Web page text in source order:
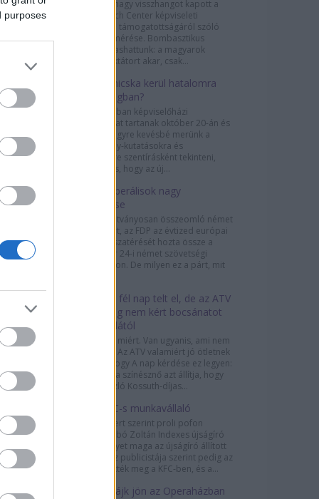
purposes
A sajtóban nagy visszhangot kapott a
Pew Research Center képviseleti
demokrácia támogatottságáról szóló
globális felmérése. Bombasztikus
címeket olvashattunk: a magyarok
negyede diktátort akar, csak...
A helyi Simicska kerül hatalomra
Csehországban?
Csehországban képviselőházi
választásokat tartanak október 20-án és
21-én. Bár egyre kevésbé merünk a
közvélemény-kutatásokra és
felmérésekre szentírásként tekinteni,
szinte biztos, hogy az új...
A német liberálisok nagy
visszatérése
A 2013-ra látványosan összeomló német
liberális párt, az FDP az évtized európai
politikai visszatérését hozta össze a
szeptember 24-i német szövetségi
választásokon. De milyen ez a párt, mit
Több mint fél nap telt el, de az ATV
még mindig nem kért bocsánatot
Sárosdi Lillától
Pedig lenne miért. Van ugyanis, ami nem
hit kérdése. Az ATV valamiért jó ötletnek
gondolta, hogy A nap kérdése ez legyen:
„Sárosdi Lilla színésznő azt állítja, hogy
Marton László Kossuth-díjas...
Je suis KFC-s munkavállaló
Puzsér Róbert szerint proli pofon
csattant Szabó Zoltán Indexes újságíró
arcán, amelyet maga az újságíró állított
elő. A Fidesz publicistája szerint pedig az
Indexet ütötték meg a KFC-ben, és a...
Újabb sztrájk jön az Operaházban